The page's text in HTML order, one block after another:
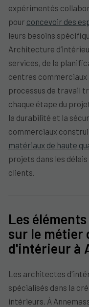
expérimentés
pour concevoir des
leurs besoins
Architecture
services, de la
centres commerciaux
processus de travail
chaque étape du
la durabilité et la
commerciaux
matériaux de haute
projets dans les
clients.
Les
sur le métier
d'intérieur à
Les architectes
spécialisés dans la
intérieurs. À